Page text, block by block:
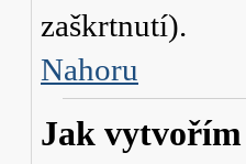
zaškrtnutí).
Nahoru
Jak vytvořím